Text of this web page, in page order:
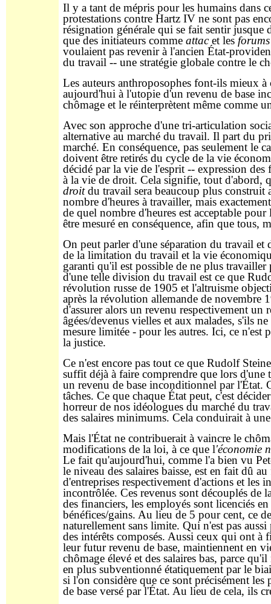
Il y a tant de mépris pour les humains dans
protestations contre Hartz IV ne sont pas
résignation générale qui se fait sentir
que des initiateurs comme attacet les
voulaient pas revenir à l'ancien État-
du travail -- une stratégie globale contre le
Les auteurs anthroposophes font-ils mieux
aujourd'hui à l'utopie d'un revenu de base
chômage et le réinterprètent même comme
Avec son approche d'une tri-articulation
alternative au marché du travail. Il part du
marché. En conséquence, pas seulement le
doivent être retirés du cycle de la vie
décidé par la vie de l'esprit -- expression
à la vie de droit. Cela signifie, tout d'abord,
droitdu travail sera beaucoup plus construit
nombre d'heures à travailler, mais
de quel nombre d'heures est acceptable
être mesuré en conséquence, afin que tous,
On peut parler d'une séparation du travail et
de la limitation du travail et la vie
garanti qu'il est possible de ne plus
d'une telle division du travail est ce que
révolution russe de 1905 et l'altruisme
après la révolution allemande de novembre
d'assurer alors un revenu respectivement un
âgées/devenus vielles et aux malades, s'ils
mesure limitée - pour les autres. Ici, ce n'est
la justice.
Ce n'est encore pas tout ce que Rudolf
suffit déjà à faire comprendre que lors
un revenu de base inconditionnel par l'État.
tâches. Ce que chaque État peut, c'est
horreur de nos idéologues du marché du
des salaires minimums. Cela conduirait à
Mais l'État ne contribuerait à vaincre le
modifications de la loi, à ce que l'économie
Le fait qu'aujourd'hui, comme l'a bien vu
le niveau des salaires baisse, est en fait dû
d'entreprises respectivement d'actions et les
incontrôlée. Ces revenus sont découplés de
des financiers, les employés sont licenciés
bénéfices/gains. Au lieu de 5 pour cent, ce
naturellement sans limite. Qui n'est pas
des intérêts composés. Aussi ceux qui ont à
leur futur revenu de base, maintiennent en
chômage élevé et des salaires bas, parce
en plus subventionné étatiquement par le
si l'on considère que ce sont précisément
de base versé par l'État. Au lieu de cela, ils